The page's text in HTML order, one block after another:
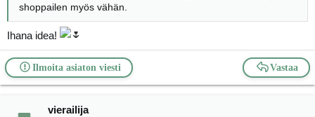
shoppailen myös vähän.
Ihana idea!
Vastaa
Ilmoita asiaton viesti
vierailija